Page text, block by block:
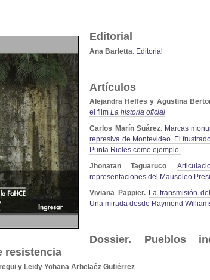
Editorial
Ana Barletta. Editorial
Artículos
Alejandra Heffes y Agustina
el filmLa historia oficial
Carlos Marín Suárez. Marcas
represiva de Montevideo. El
Punta Rieles como ejemplo.
Jhonatan Taguaruco.
representaciones del Mausoleo
Viviana Pappier. La transmisión
Una mirada desde Raymond
Dossier. Pueblos
resistencia
y Leidy Yohana Arbelaéz Gutiérrez